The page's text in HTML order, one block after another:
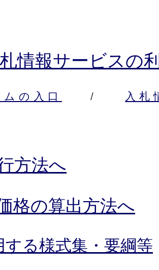
情報サービスの
の入口 / 入札
方法へ
格の算出方法へ
する様式集・要綱等